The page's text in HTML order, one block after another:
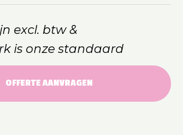
excl. btw &
is onze standaard
OFFERTE AANVRAGEN